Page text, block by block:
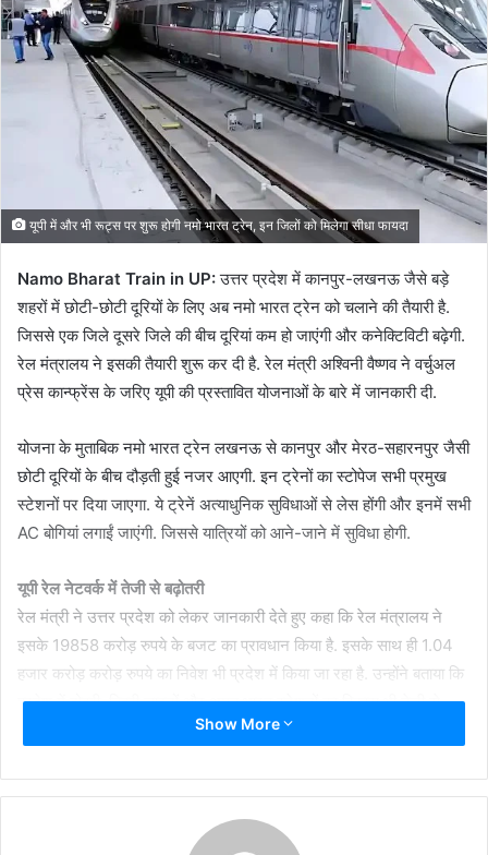
यूपी में और भी रूट्स पर शुरू होगी नमो भारत ट्रेन, इन जिलों को मिलेगा सीधा फायदा
Namo Bharat Train in UP:उत्तर प्रदेश में कानपुर-लखनऊ जैसे बड़े
शहरों में छोटी-छोटी दूरियों के लिए अब नमो भारत ट्रेन को चलाने की तैयारी है.
जिससे एक जिले दूसरे जिले की बीच दूरियां कम हो जाएंगी और कनेक्टिविटी बढ़ेगी.
रेल मंत्रालय ने इसकी तैयारी शुरू कर दी है. रेल मंत्री अश्विनी वैष्णव ने वर्चुअल
प्रेस कान्फ्रेंस के जरिए यूपी की प्रस्तावित योजनाओं के बारे में जानकारी दी.
योजना के मुताबिक नमो भारत ट्रेन लखनऊ से कानपुर और मेरठ-सहारनपुर जैसी
छोटी दूरियों के बीच दौड़ती हुई नजर आएगी. इन ट्रेनों का स्टोपेज सभी प्रमुख
स्टेशनों पर दिया जाएगा. ये ट्रेनें अत्याधुनिक सुविधाओं से लेस होंगी और इनमें सभी
AC बोगियां लगाईं जाएंगी. जिससे यात्रियों को आने-जाने में सुविधा होगी.
यूपी रेल नेटवर्क में तेजी से बढ़ोतरी
रेल मंत्री ने उत्तर प्रदेश को लेकर जानकारी देते हुए कहा कि रेल मंत्रालय ने
इसके 19858 करोड़ रुपये के बजट का प्रावधान किया है. इसके साथ ही 1.04
हजार करोड़ करोड़ रुपये का निवेश भी प्रदेश में किया जा रहा है. उन्होंने बताया कि
प्रदेश में दोहरी, तिहरी लाइनों और अमृत भारत स्टेशनों का विकास भी तेजी से
यूपी में रेल कनेक्टिविटी बढ़ाने पर काम हो रहा है. अश्विनी वैष्णव ने बताया कि पिछले
दस सालों में यूपी में 5200 किमी की नई लाइनें बिछाई गई हैं. यही नहीं 157
स्टेशनों का विकास अमृत भारत योजना से हो रहा है. प्रदेश में रेलवे के विस्तार पर
Show More